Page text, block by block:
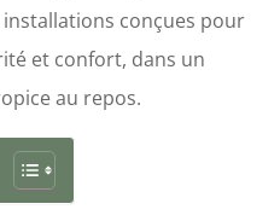
conçues pour
et confort, dans un
au repos.